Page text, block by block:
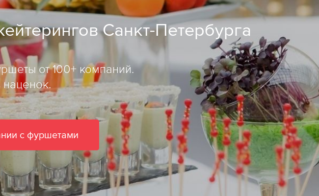
Санкт-Петербурга
от 100+ компаний.
с фуршетами